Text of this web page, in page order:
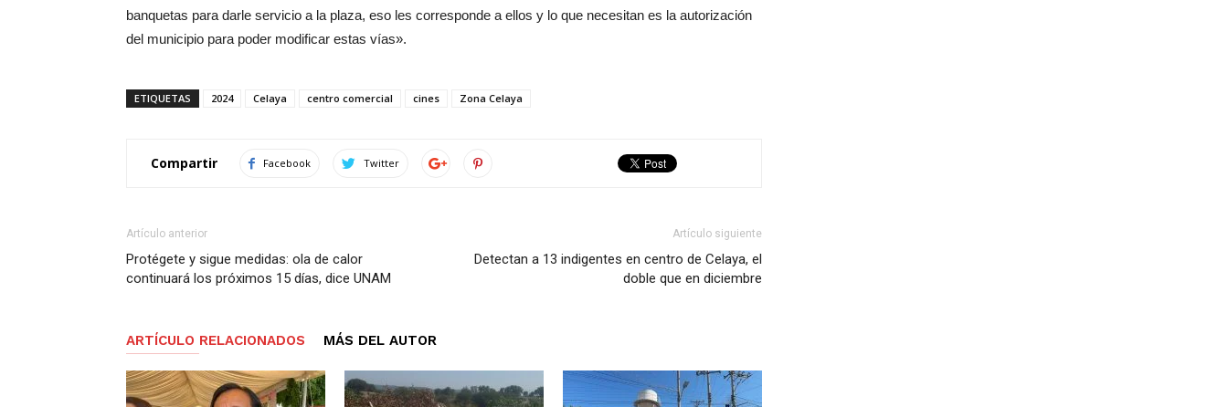
banquetas para darle servicio a la plaza, eso les corresponde a ellos y lo que necesitan es la autorización
del municipio para poder modificar estas vías».
ETIQUETAS 2024 Celaya centro comercial cines Zona Celaya
Compartir Facebook Twitter
Artículo anterior
Protégete y sigue medidas: ola de calor
continuará los próximos 15 días, dice UNAM
Artículo siguiente
Detectan a 13 indigentes en centro de Celaya, el
doble que en diciembre
ARTÍCULO RELACIONADOS MÁS DEL AUTOR